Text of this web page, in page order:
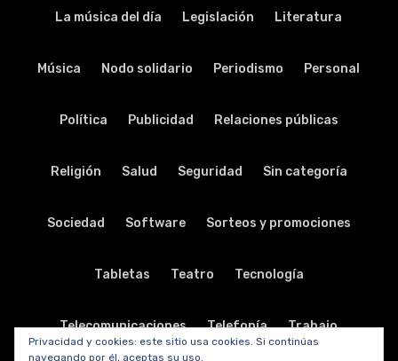
La música del día Legislación Literatura
Música Nodo solidario Periodismo Personal
Política Publicidad Relaciones públicas
Religión Salud Seguridad Sin categoría
Sociedad Software Sorteos y promociones
Tabletas Teatro Tecnología
Telecomunicaciones Telefonía Trabajo
Privacidad y cookies: este sitio usa cookies. Si continúas
navegando por él, aceptas su uso.